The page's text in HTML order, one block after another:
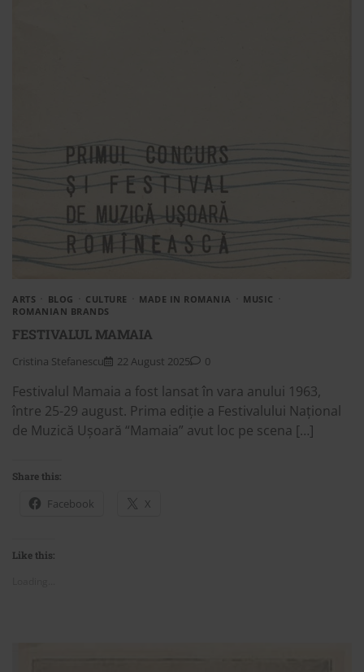
ARTS BLOG CULTURE MADE IN ROMANIA
MUSIC
ROMANIAN BRANDS
FESTIVALUL MAMAIA
Cristina Stefanescu 22 August 2025 0
Festivalul Mamaia a fost lansat în vara anului 1963,
între 25-29 august. Prima ediție a Festivalului Național
de Muzică Ușoară “Mamaia” avut loc pe scena […]
Share this:
Facebook X
Like this: